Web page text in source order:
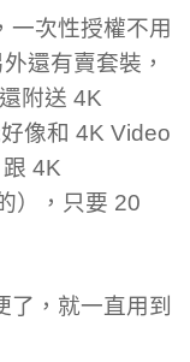
一次性授權不用
還有賣套裝，
附送 4K
像和 4K Video
4K
），只要 20
了，就一直用到